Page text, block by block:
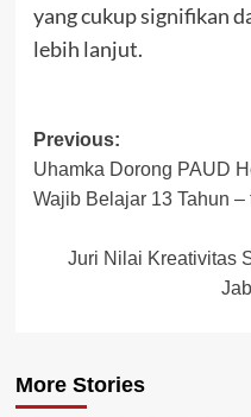
yang cukup signifikan
lebih lanjut.
Post
navigation
Previous:
Uhamka Dorong PAUD
Wajib Belajar 13 Tahun –
Juri Nilai Kreativitas
More Stories